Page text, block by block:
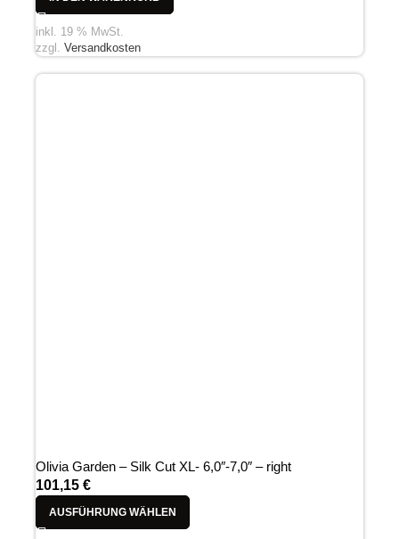
inkl. 19 % MwSt.
zzgl. Versandkosten
Olivia Garden – Silk Cut XL- 6,0″-7,0″ – right
101,15 €
AUSFÜHRUNG WÄHLEN